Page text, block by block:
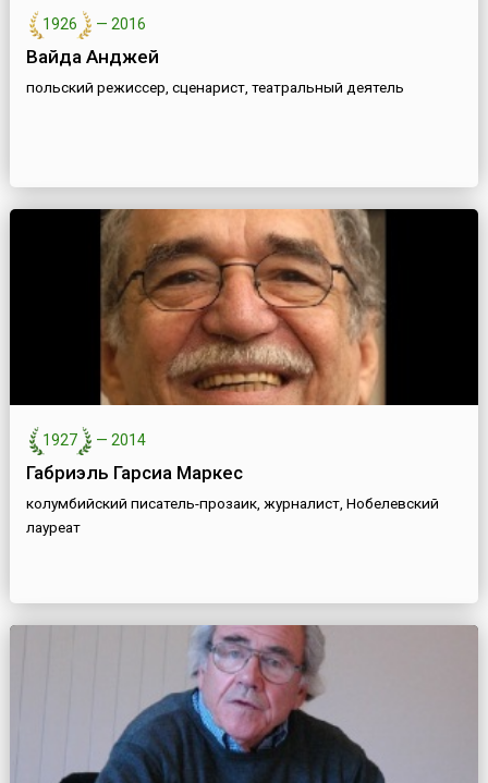
1926 — 2016
Вайда Анджей
польский режиссер, сценарист, театральный деятель
1927 — 2014
Габриэль Гарсиа Маркес
колумбийский писатель-прозаик, журналист, Нобелевский
лауреат